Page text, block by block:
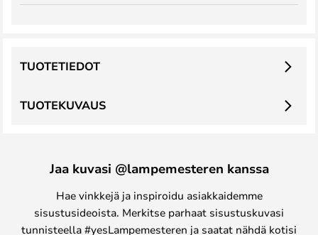
TUOTEKUVAUS
TUOTETIEDOT
Jaa kuvasi @lampemesteren kanssa
Hae vinkkejä ja inspiroidu asiakkaidemme
sisustusideoista. Merkitse parhaat sisustuskuvasi
tunnisteella #yesLampemesteren ja saatat nähdä kotisi